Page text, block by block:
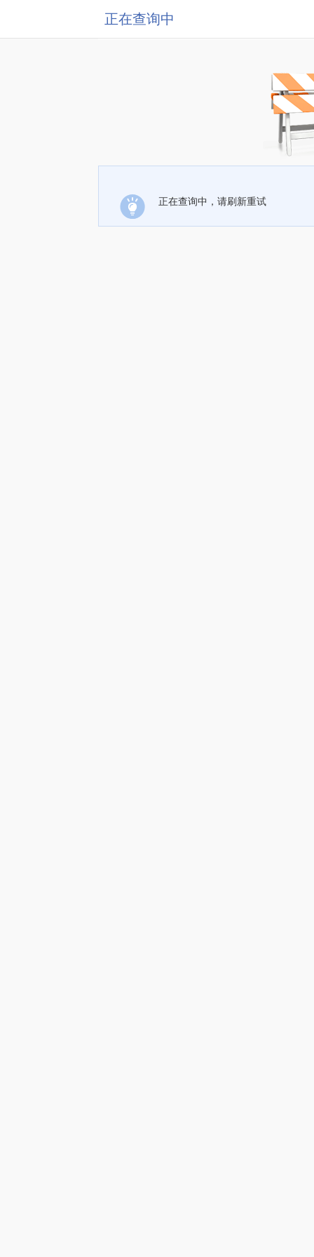
正在查询中
正在查询中，请刷新重试